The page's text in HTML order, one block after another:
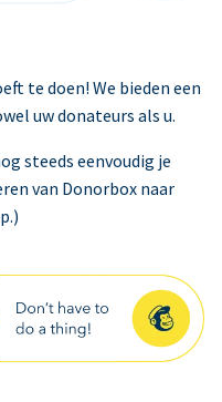
te doen! We bieden een
uw donateurs als u.
steeds eenvoudig je
van Donorbox naar